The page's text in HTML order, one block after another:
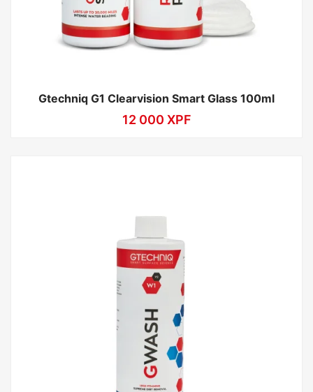
Gtechniq G1 Clearvision Smart Glass 100ml
12 000 XPF